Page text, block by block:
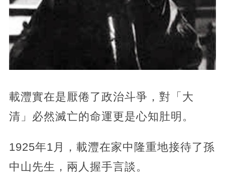
載灃實在是厭倦了政治斗爭，對「大
清」必然滅亡的命運更是心知肚明。
1925年1月，載灃在家中隆重地接待了孫
中山先生，兩人握手言談。